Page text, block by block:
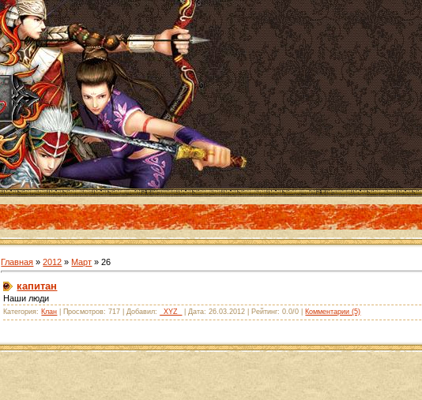
Главная »2012 » Март » 26
капитан
Наши люди
Категория: Клан | Просмотров: 717 | Добавил: _XYZ_ | Дата: 26.03.2012 | Рейтинг: 0.0/0 | Комментарии (5)